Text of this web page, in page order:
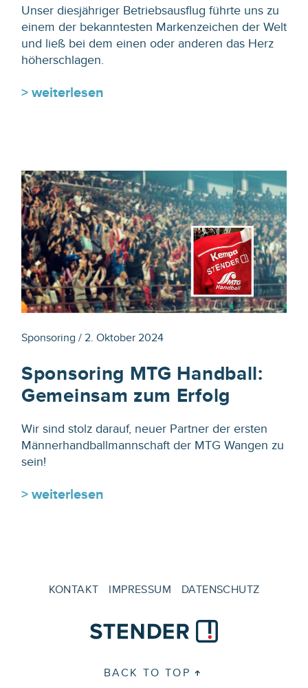
Unser diesjähriger Betriebsausflug führte uns zu
einem der bekanntesten Markenzeichen der Welt
und ließ bei dem einen oder anderen das Herz
höherschlagen.
> weiterlesen
Sponsoring / 2. Oktober 2024
Sponsoring MTG Handball:
Gemeinsam zum Erfolg
Wir sind stolz darauf, neuer Partner der ersten
Männerhandballmannschaft der MTG Wangen zu
sein!
> weiterlesen
KONTAKT IMPRESSUM DATENSCHUTZ
BACK TO TOP